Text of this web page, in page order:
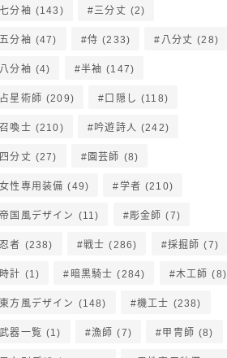
七分袖 (143) 三分丈 (2)
五分袖 (47) 侍 (233) 八分丈 (28)
八分袖 (4) 半袖 (147)
占星術師 (209) 口隠し (118)
召喚士 (210) 吟遊詩人 (242)
四分丈 (27) 園芸師 (8)
女性専用装備 (49) 学者 (210)
帝国風デザイン (11) 彫金師 (7)
忍者 (238) 戦士 (286) 採掘師 (7)
時計 (1) 暗黒騎士 (284) 木工師 (8)
東方風デザイン (148) 機工士 (238)
武器一覧 (1) 漁師 (7) 甲冑師 (8)